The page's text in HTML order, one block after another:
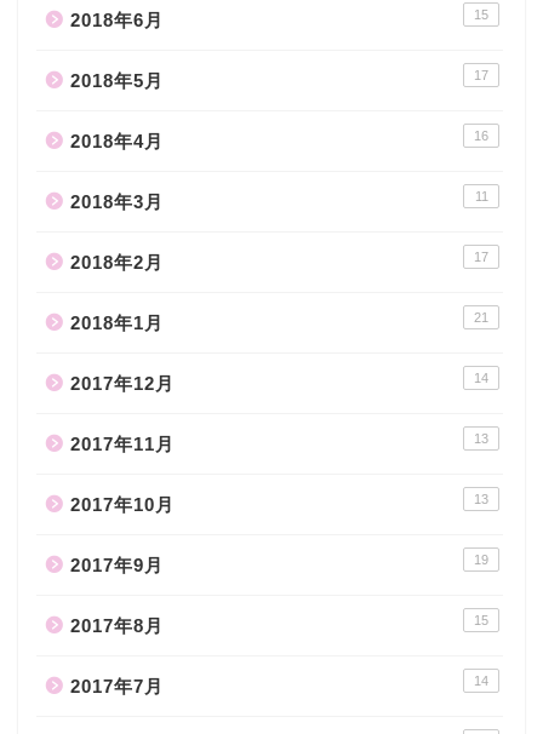
2018年6月 15
2018年5月 17
2018年4月 16
2018年3月 11
2018年2月 17
2018年1月 21
2017年12月 14
2017年11月 13
2017年10月 13
2017年9月 19
2017年8月 15
2017年7月 14